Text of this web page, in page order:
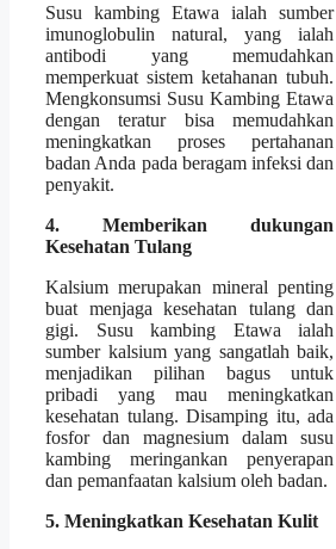
Susu kambing Etawa ialah sumber
imunoglobulin natural, yang ialah
antibodi yang memudahkan
memperkuat sistem ketahanan tubuh.
Mengkonsumsi Susu Kambing Etawa
dengan teratur bisa memudahkan
meningkatkan proses pertahanan
badan Anda pada beragam infeksi dan
penyakit.
4. Memberikan dukungan
Kesehatan Tulang
Kalsium merupakan mineral penting
buat menjaga kesehatan tulang dan
gigi. Susu kambing Etawa ialah
sumber kalsium yang sangatlah baik,
menjadikan pilihan bagus untuk
pribadi yang mau meningkatkan
kesehatan tulang. Disamping itu, ada
fosfor dan magnesium dalam susu
kambing meringankan penyerapan
dan pemanfaatan kalsium oleh badan.
5. Meningkatkan Kesehatan Kulit